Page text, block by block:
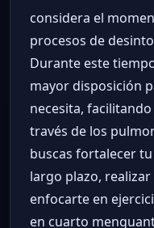
considera el
procesos de
Durante este
mayor disposición
necesita,
través de los
buscas fortalecer
largo plazo,
enfocarte en
en cuarto